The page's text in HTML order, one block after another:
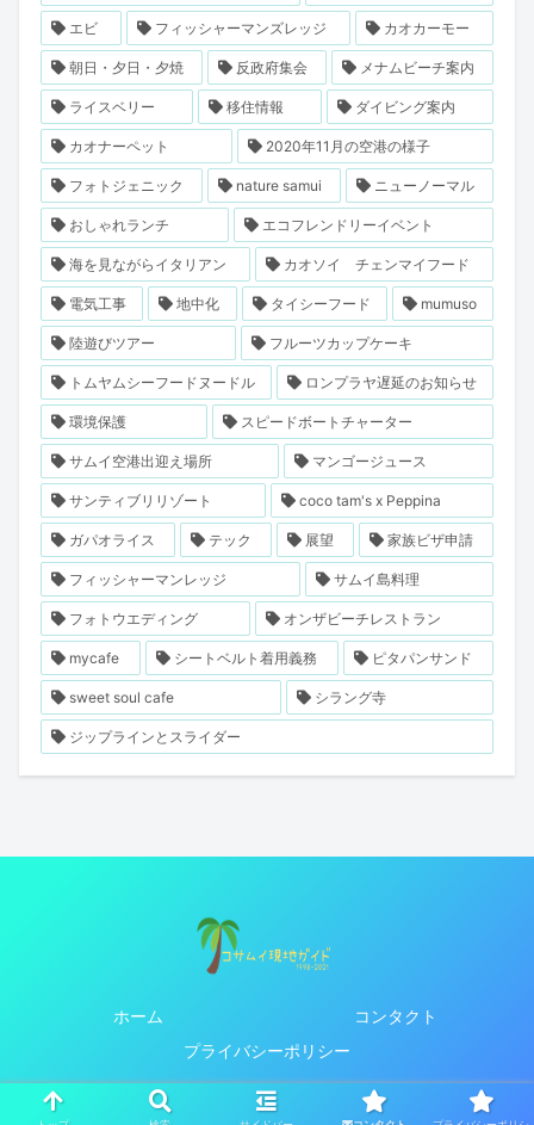
エビ フィッシャーマンズレッジ カオカーモー
朝日・夕日・夕焼 反政府集会 メナムビーチ案内
ライスベリー 移住情報 ダイビング案内
カオナーペット 2020年11月の空港の様子
フォトジェニック nature samui ニューノーマル
おしゃれランチ エコフレンドリーイベント
海を見ながらイタリアン カオソイ チェンマイフード
電気工事 地中化 タイシーフード mumuso
陸遊びツアー フルーツカップケーキ
トムヤムシーフードヌードル ロンプラヤ遅延のお知らせ
環境保護 スピードボートチャーター
サムイ空港出迎え場所 マンゴージュース
サンティブリリゾート coco tam's x Peppina
ガパオライス テック 展望 家族ビザ申請
フィッシャーマンレッジ サムイ島料理
フォトウエディング オンザビーチレストラン
mycafe シートベルト着用義務 ピタパンサンド
sweet soul cafe シラング寺
ジップラインとスライダー
ホーム
コンタクト
プライバシーポリシー
Copyright © 1998-2026 コサムイ現地ガイド 1998-2021過去ログ